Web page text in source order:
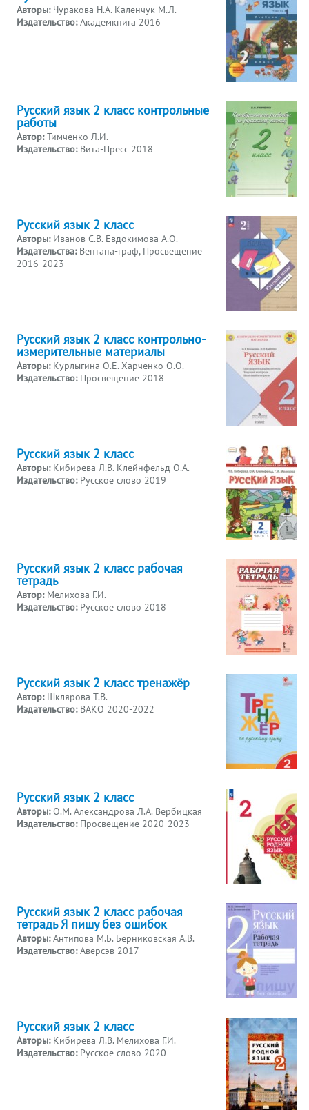
Авторы: Чуракова Н.А. Каленчук М.Л.
Издательство:Академкнига 2016
Русский язык 2 класс контрольные
работы
Автор:Тимченко Л.И.
Издательство: Вита-Пресс 2018
Русский язык 2 класс
Авторы: Иванов С.В. Евдокимова А.О.
Издательства: Вентана-граф, Просвещение
2016-2023
Русский язык 2 класс контрольно-
измерительные материалы
Авторы: Курлыгина О.Е. Харченко О.О.
Издательство: Просвещение 2018
Русский язык 2 класс
Авторы: Кибирева Л.В. Клейнфельд О.А.
Издательство: Русское слово 2019
Русский язык 2 класс рабочая
тетрадь
Автор: Мелихова Г.И.
Издательство: Русское слово 2018
Русский язык 2 класс тренажёр
Автор: Шклярова Т.В.
Издательство: ВАКО 2020-2022
Русский язык 2 класс
Авторы:О.М. Александрова Л.А. Вербицкая
Издательство: Просвещение 2020-2023
Русский язык 2 класс рабочая
тетрадь Я пишу без ошибок
Авторы:Антипова М.Б. Берниковская А.В.
Издательство:Аверсэв 2017
Русский язык 2 класс
Авторы: Кибирева Л.В. Мелихова Г.И.
Издательство: Русское слово 2020